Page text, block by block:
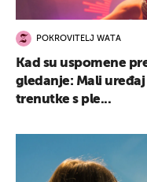
POKROVITELJ WATA
Kad su uspomene
gledanje: Mali
trenutke s ple...